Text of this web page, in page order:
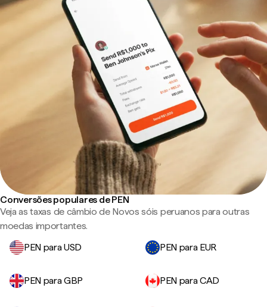
Conversões populares de PEN
Veja as taxas de câmbio de Novos sóis peruanos para outras
moedas importantes.
PEN para USD
PEN para EUR
PEN para GBP PEN para CAD